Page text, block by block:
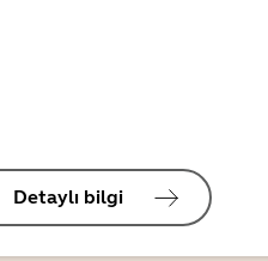
Detaylı bilgi